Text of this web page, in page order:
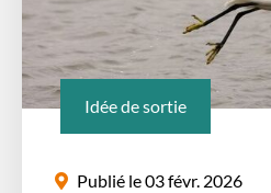
Idée de sortie
Publié le 03 févr. 2026